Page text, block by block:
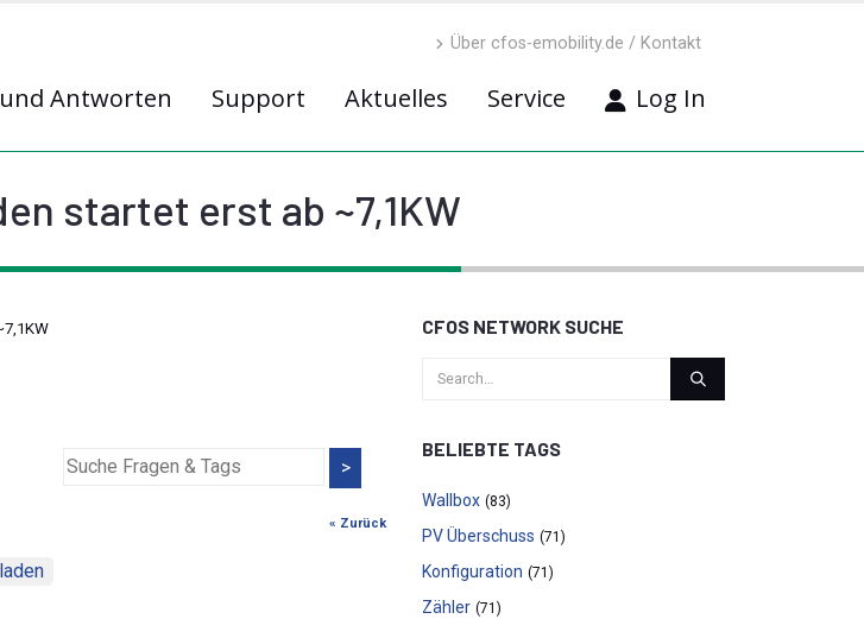
Über cfos-emobility.de / Kontakt
Antworten Support Aktuelles Service Log In
startet erst ab ~7,1KW
>
« Zurück
CFOS NETWORK SUCHE
BELIEBTE TAGS
Wallbox (83)
PV Überschuss (71)
Konfiguration (71)
Zähler (71)